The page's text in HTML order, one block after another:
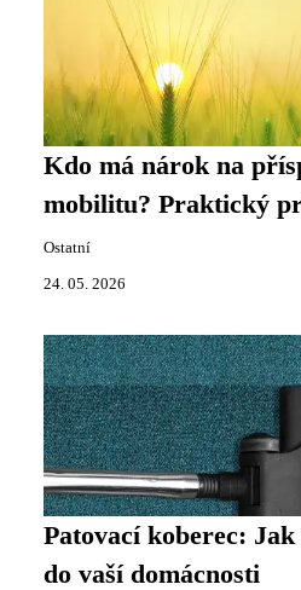
Kdo má nárok na
mobilitu? Praktický
Ostatní
24. 05. 2026
Patovací koberec:
do vaší domácnosti